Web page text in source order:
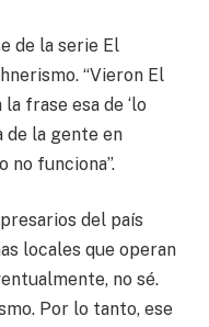
de la serie El
“Vieron El
frase esa de ‘lo
de la gente en
no funciona”.
del país
locales que operan
no sé.
Por lo tanto, ese